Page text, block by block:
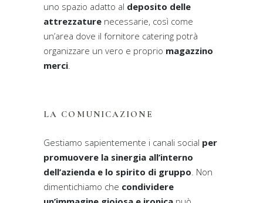
uno spazio adatto al deposito delle
attrezzature necessarie, così come
un’area dove il fornitore catering potrà
organizzare un vero e proprio magazzino
merci.
LA COMUNICAZIONE
Gestiamo sapientemente i canali social per
promuovere la sinergia all’interno
dell’azienda e lo spirito di gruppo. Non
dimentichiamo che condividere